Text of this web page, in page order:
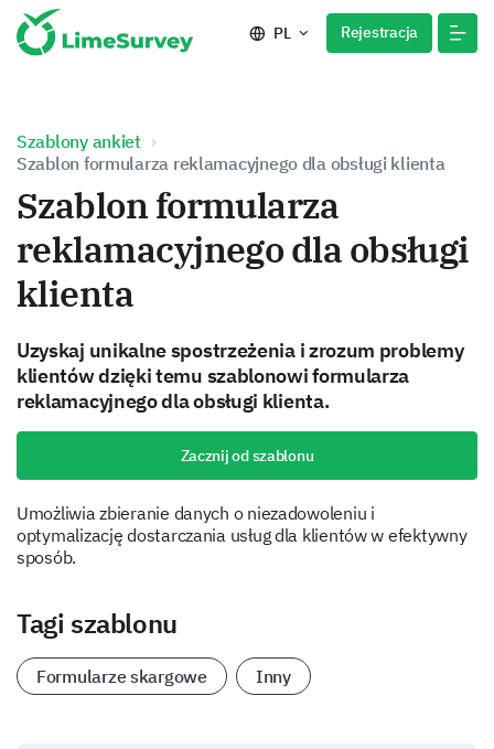
PL Rejestracja
Szablony ankiet
Szablon formularza reklamacyjnego dla obsługi klienta
Szablon formularza
reklamacyjnego dla obsługi
klienta
Uzyskaj unikalne spostrzeżenia i zrozum problemy
klientów dzięki temu szablonowi formularza
reklamacyjnego dla obsługi klienta.
Zacznij od szablonu
Umożliwia zbieranie danych o niezadowoleniu i
optymalizację dostarczania usług dla klientów w efektywny
sposób.
Tagi szablonu
Formularze skargowe Inny